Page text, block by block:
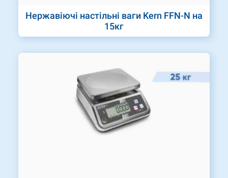
Нержавіючі настільні ваги Kern FFN-N на
15кг